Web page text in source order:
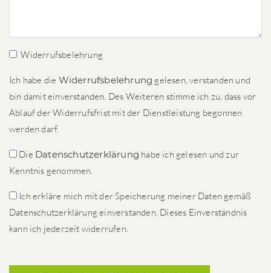
Widerrufsbelehrung
Ich habe die Widerrufsbelehrung gelesen, verstanden und
bin damit einverstanden. Des Weiteren stimme ich zu, dass vor
Ablauf der Widerrufsfrist mit der Dienstleistung begonnen
werden darf.
Die Datenschutzerklärung habe ich gelesen und zur
Kenntnis genommen.
Ich erkläre mich mit der Speicherung meiner Daten gemäß
Datenschutzerklärung einverstanden. Dieses Einverständnis
kann ich jederzeit widerrufen.